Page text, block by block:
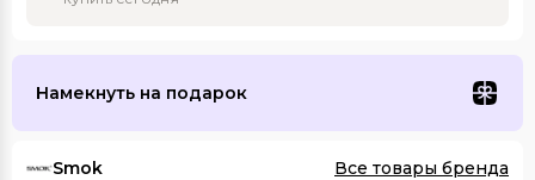
Намекнуть на подарок
Smok Все товары бренда